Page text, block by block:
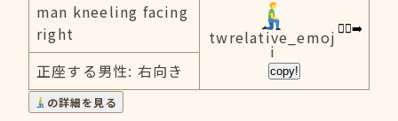
man kneeling facing
right
twrelative_emoj
i
copy!
正座する男性: 右向き
の詳細を見る